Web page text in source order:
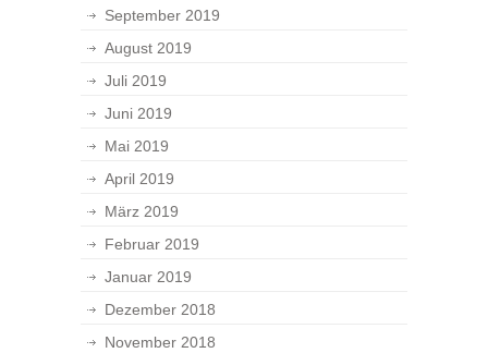
September 2019
August 2019
Juli 2019
Juni 2019
Mai 2019
April 2019
März 2019
Februar 2019
Januar 2019
Dezember 2018
November 2018